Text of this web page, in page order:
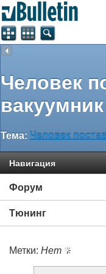
Человек
Тема: Человек
Навигация
Форум
Тюнинг
Метки: Нет